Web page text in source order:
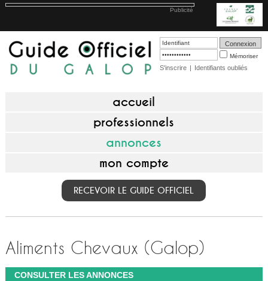
Publicité
Mémoriser
S'inscrire | Identifiants oubliés
accueil
professionnels
annonces
mon compte
RECEVOIR LE GUIDE OFFICIEL
Aliments Chevaux (Galop)
CONSULTER LES ANNONCES